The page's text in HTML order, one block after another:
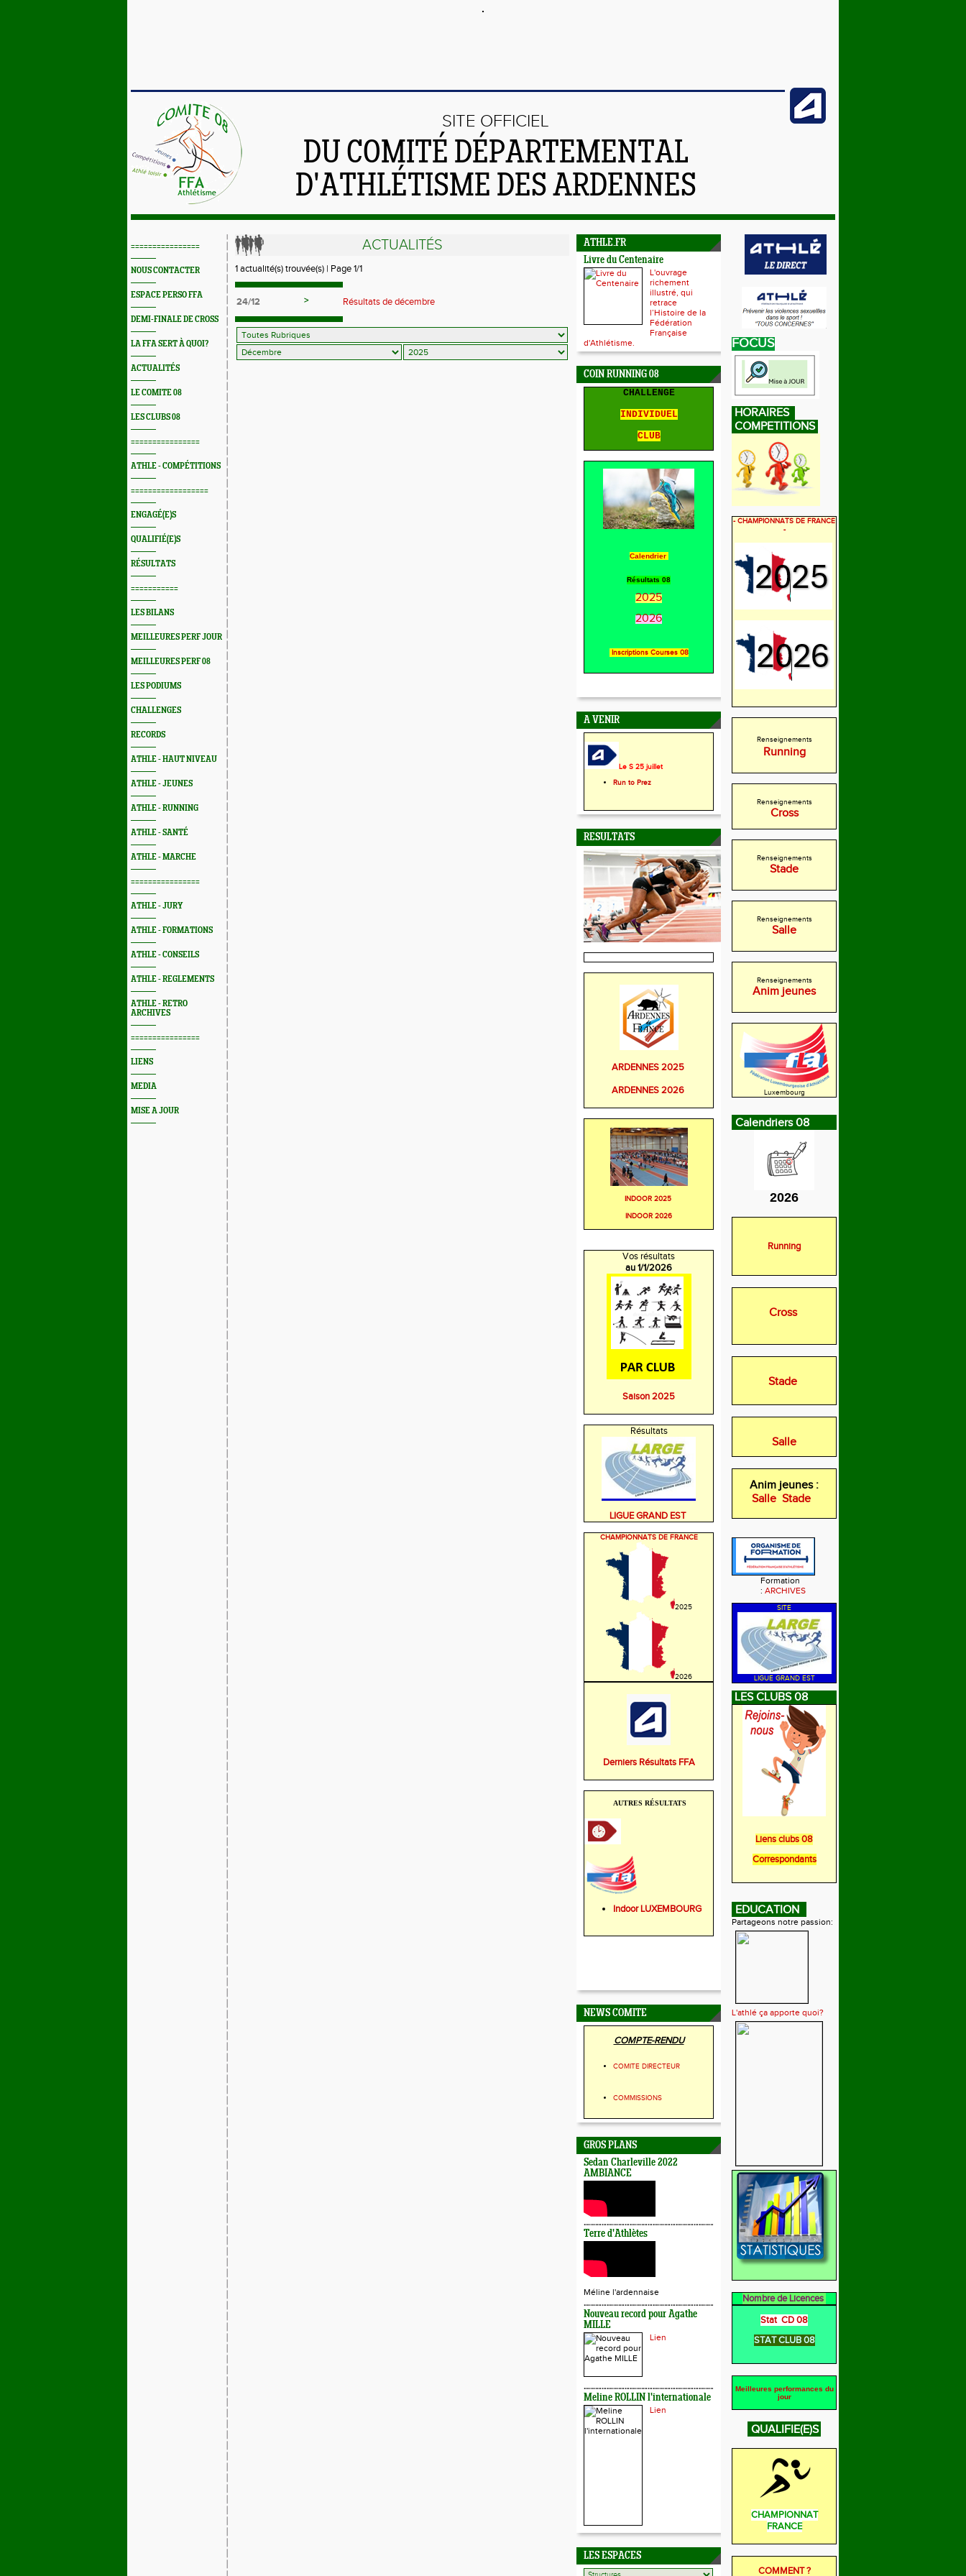
SITE OFFICIEL
DU COMITÉ DÉPARTEMENTAL
D'ATHLÉTISME DES ARDENNES
================
NOUS CONTACTER
ESPACE PERSO FFA
DEMI-FINALE DE CROSS
LA FFA SERT À QUOI?
ACTUALITÉS
LE COMITE 08
LES CLUBS 08
================
ATHLE - COMPÉTITIONS
==================
ENGAGÉ(E)S
QUALIFIÉ(E)S
RÉSULTATS
===========
LES BILANS
MEILLEURES PERF JOUR
MEILLEURES PERF 08
LES PODIUMS
CHALLENGES
RECORDS
ATHLE - HAUT NIVEAU
ATHLE - JEUNES
ATHLE - RUNNING
ATHLE - SANTÉ
ATHLE - MARCHE
================
ATHLE - JURY
ATHLE - FORMATIONS
ATHLE - CONSEILS
ATHLE - REGLEMENTS
ATHLE - RETRO
ARCHIVES
================
LIENS
MEDIA
MISE A JOUR
ACTUALITÉS
1 actualité(s) trouvée(s) | Page 1/1
24/12 > Résultats de décembre
ATHLE.FR
Livre du Centenaire
L'ouvrage
richement
illustré, qui
retrace
l’Histoire de la
Fédération
Française
d'Athlétisme.
COIN RUNNING 08
CHALLENGE
INDIVIDUEL
CLUB
Calendrier
Résultats 08
2025
2026
Inscriptions Courses 08
A VENIR
Le S 25 juillet
Run to Prez
RESULTATS
ARDENNES 2025
ARDENNES 2026
INDOOR 2025
INDOOR 2026
Vos résultats
au 1/1/2026
Saison 2025
Résultats
LIGUE GRAND EST
CHAMPIONNATS DE FRANCE
2025
2026
Derniers Résultats FFA
AUTRES RÉSULTATS
Indoor LUXEMBOURG
NEWS COMITE
COMPTE-RENDU
COMITE DIRECTEUR
COMMISSIONS
GROS PLANS
Sedan Charleville 2022
AMBIANCE
Terre d'Athlètes
Méline l'ardennaise
Nouveau record pour Agathe
MILLE
Lien
Meline ROLLIN l'internationale
Lien
LES ESPACES
FOCUS
HORAIRES
COMPETITIONS
- CHAMPIONNATS DE FRANCE
-
Renseignements
Running
Renseignements
Cross
Renseignements
Stade
Renseignements
Salle
Renseignements
Anim jeunes
Luxembourg
Calendriers 08
2026
Running
Cross
Stade
Salle
Anim jeunes :
Salle Stade
Formation
: ARCHIVES
SITE
LIGUE GRAND EST
LES CLUBS 08
Liens clubs 08
Correspondants
EDUCATION
Partageons notre passion:
L'athlé ça apporte quoi?
Nombre de Licences
Stat CD 08
STAT CLUB 08
Meilleures performances du
jour
QUALIFIE(E)S
CHAMPIONNAT
FRANCE
COMMENT ?